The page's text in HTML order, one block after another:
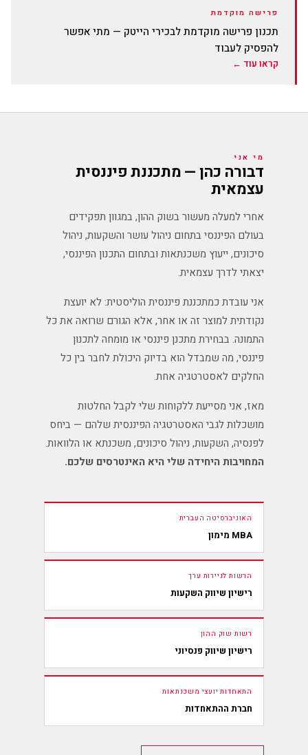
פרישה מוקדמת
תכנון פרישה מוקדמת לבכירי הייטק — מתי אפשר
להפסיק לעבוד
קראו עוד ←
מי אני
דבורה כהן — מתכננת פיננסית
עצמאית
אחרי למעלה מעשור בשוק ההון, במגוון תפקידים
בעולם הפיננסי בתחום ניהול עושר והשקעות, ניהול
סיכונים, ייעוץ משכנתאות ובתחום התכנון הפיננסי,
יצאתי לדרך עצמאית.
אני עובדת כמתכננת פיננסית הוליסטית: לא יועצת
נקודתית למוצר זה או אחר, אלא הגורם שרואה את כל
התמונה. בבחירת מתכנן פיננסי או מומחה לתכנון
פיננסי, מה שמבדל הוא בדיוק היכולת לחבר בין כל
החלקים לאסטרטגיה אחת.
מאז, אני מסייעת ללקוחות שלי לקבל החלטות
מושכלות לגבי האסטרטגיה הפיננסית שלהם — ביחס
לפנסיה, השקעות, ניהול סיכונים, משכנתא או הלוואות.
המחויבות היחידה שלי היא האינטרסים שלכם.
האוניברסיטה העברית
MBA מימון
הרשות לניירות ערך
רישיון שיווק השקעות
רשות שוק ההון
רישיון שיווק פנסיוני
התאחדות יועצי משכנתאות
חברת ההתאחדות